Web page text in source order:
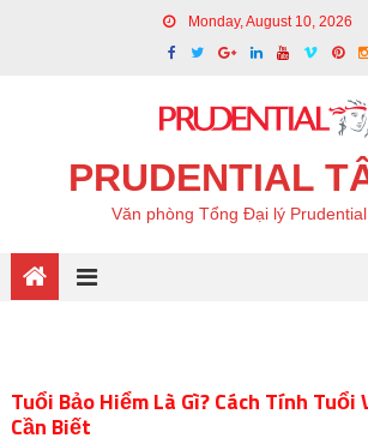
Monday, August 10, 2026
PRUDENTIAL
Văn phòng Tổng Đại lý
Tuổi Bảo Hiểm Là Gì? Cách Tính
Cần Biết